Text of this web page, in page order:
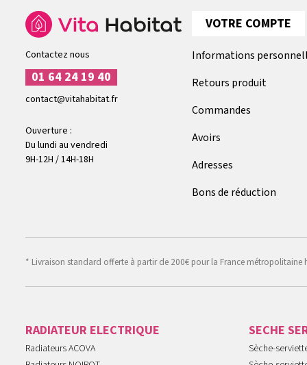
Contactez nous
01 64 24 19 40
contact@vitahabitat.fr
Ouverture :
Du lundi au vendredi
9H-12H / 14H-18H
VOTRE COMPTE
Informations
Retours produit
Commandes
Avoirs
Adresses
Bons de réduction
* Livraison standard offerte à partir de 200€ pour la France métropolitaine
RADIATEUR ELECTRIQUE
Radiateurs ACOVA
SECHE
Sèche-